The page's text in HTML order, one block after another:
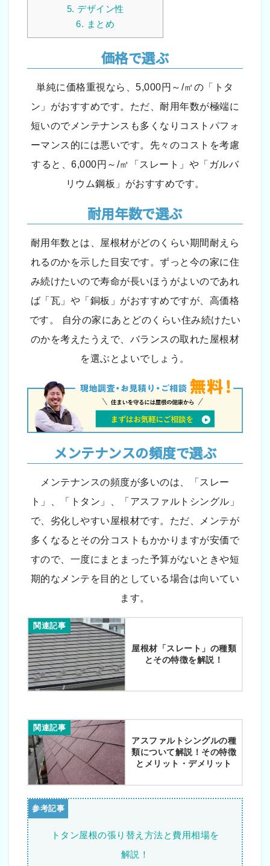
5. デザイン性
6. まとめ
価格で選ぶ
単純に価格重視なら、5,000円～/㎡の「トタ
ン」がおすすめです。ただ、耐用年数が極端に
短いのでメンテナンスも多くなりコストパフォ
ーマンス的には悪いです。先々のコストを考慮
すると、6,000円～/㎡「スレート」や「ガルバ
リウム鋼板」がおすすめです。
耐用年数で選ぶ
耐用年数とは、屋根材がどのくらい期間耐えら
れるのかを示した目安です。ずっと今の家に住
み続けたいので寿命が長いほうがよいのであれ
ば「瓦」や「銅板」がおすすめですが、高価格
です。 自分の家にあとどのくらい住み続けたい
のかを考えたうえで、バランスの取れた屋根材
を選ぶとよいでしょう。
メンテナンスの頻度で選ぶ
メンテナンスの頻度が多いのは、「スレー
ト」、「トタン」、「アスファルトシングル」
で、劣化しやすい屋根材です。ただ、メンテが
多くなるとその分コストもかかりますが安価で
すので、一度にまとまった予算がないときや短
期的なメンテを目的としている場合は向いてい
ます。
関連記事
屋根材「スレート」の種類
とその特徴を解説！
関連記事
アスファルトシングルの種
類について解説！その特徴
とメリット・デメリット
トタン屋根の張り替え方法と費用相場を
解説！